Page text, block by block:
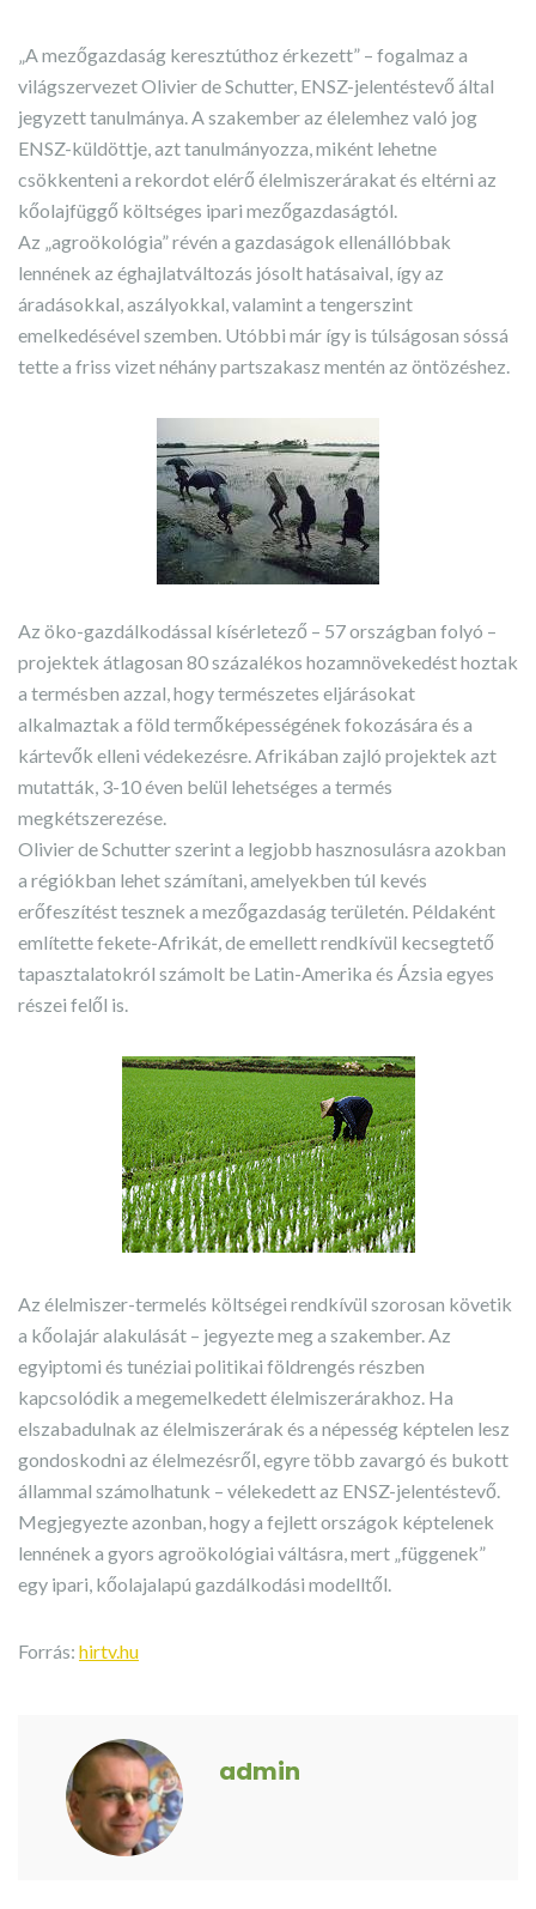
„A mezőgazdaság keresztúthoz érkezett” – fogalmaz a
világszervezet Olivier de Schutter, ENSZ-jelentéstevő által
jegyzett tanulmánya. A szakember az élelemhez való jog
ENSZ-küldöttje, azt tanulmányozza, miként lehetne
csökkenteni a rekordot elérő élelmiszerárakat és eltérni az
kőolajfüggő költséges ipari mezőgazdaságtól.
Az „agroökológia” révén a gazdaságok ellenállóbbak
lennének az éghajlatváltozás jósolt hatásaival, így az
áradásokkal, aszályokkal, valamint a tengerszint
emelkedésével szemben. Utóbbi már így is túlságosan sóssá
tette a friss vizet néhány partszakasz mentén az öntözéshez.
Az öko-gazdálkodással kísérletező – 57 országban folyó –
projektek átlagosan 80 százalékos hozamnövekedést hoztak
a termésben azzal, hogy természetes eljárásokat
alkalmaztak a föld termőképességének fokozására és a
kártevők elleni védekezésre. Afrikában zajló projektek azt
mutatták, 3-10 éven belül lehetséges a termés
megkétszerezése.
Olivier de Schutter szerint a legjobb hasznosulásra azokban
a régiókban lehet számítani, amelyekben túl kevés
erőfeszítést tesznek a mezőgazdaság területén. Példaként
említette fekete-Afrikát, de emellett rendkívül kecsegtető
tapasztalatokról számolt be Latin-Amerika és Ázsia egyes
részei felől is.
Az élelmiszer-termelés költségei rendkívül szorosan követik
a kőolajár alakulását – jegyezte meg a szakember. Az
egyiptomi és tunéziai politikai földrengés részben
kapcsolódik a megemelkedett élelmiszerárakhoz. Ha
elszabadulnak az élelmiszerárak és a népesség képtelen lesz
gondoskodni az élelmezésről, egyre több zavargó és bukott
állammal számolhatunk – vélekedett az ENSZ-jelentéstevő.
Megjegyezte azonban, hogy a fejlett országok képtelenek
lennének a gyors agroökológiai váltásra, mert „függenek”
egy ipari, kőolajalapú gazdálkodási modelltől.
Forrás: hirtv.hu
admin